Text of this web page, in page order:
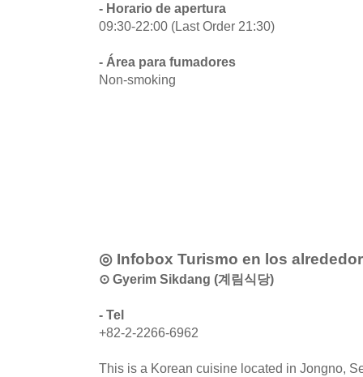
- Horario de apertura
09:30-22:00 (Last Order 21:30)
- Área para fumadores
Non-smoking
◎ Infobox Turismo en los
⊙ Gyerim Sikdang (계림식당)
- Tel
+82-2-2266-6962
This is a Korean cuisine located in Jongno,